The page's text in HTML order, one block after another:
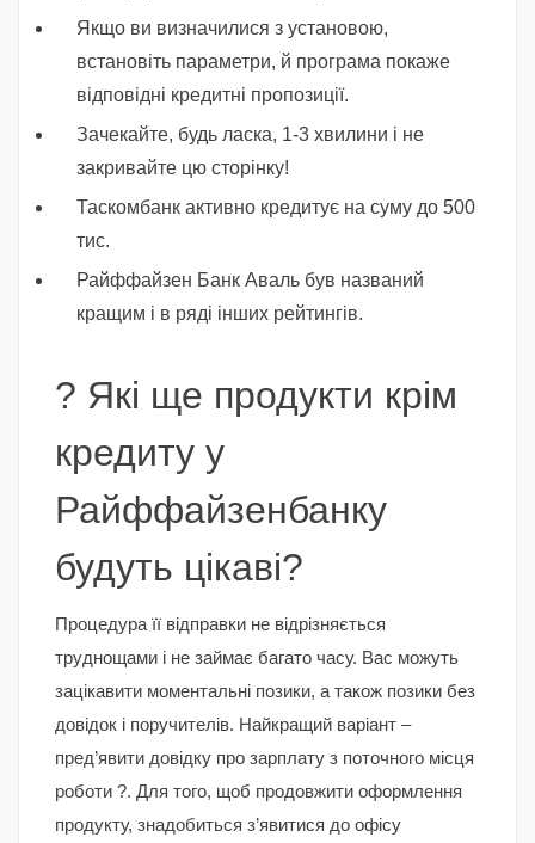
Якщо ви визначилися з установою,
встановіть параметри, й програма покаже
відповідні кредитні пропозиції.
Зачекайте, будь ласка, 1-3 хвилини і не
закривайте цю сторінку!
Таскомбанк активно кредитує на суму до 500
тис.
Райффайзен Банк Аваль був названий
кращим і в ряді інших рейтингів.
? Які ще продукти крім
кредиту у
Райффайзенбанку
будуть цікаві?
Процедура її відправки не відрізняється
труднощами і не займає багато часу. Вас можуть
зацікавити моментальні позики, а також позики без
довідок і поручителів. Найкращий варіант –
пред’явити довідку про зарплату з поточного місця
роботи ?. Для того, щоб продовжити оформлення
продукту, знадобиться з’явитися до офісу